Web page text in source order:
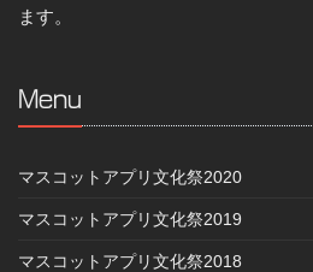
ます。
Menu
マスコットアプリ文化祭2020
マスコットアプリ文化祭2019
マスコットアプリ文化祭2018